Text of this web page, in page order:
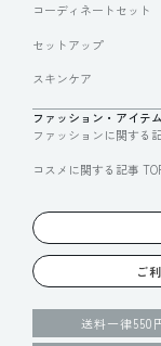
コーディネートセット
セットアップ
スキンケア
ファッション・アイテ
ファッションに関する
コスメに関する記事
ご
送料一律550